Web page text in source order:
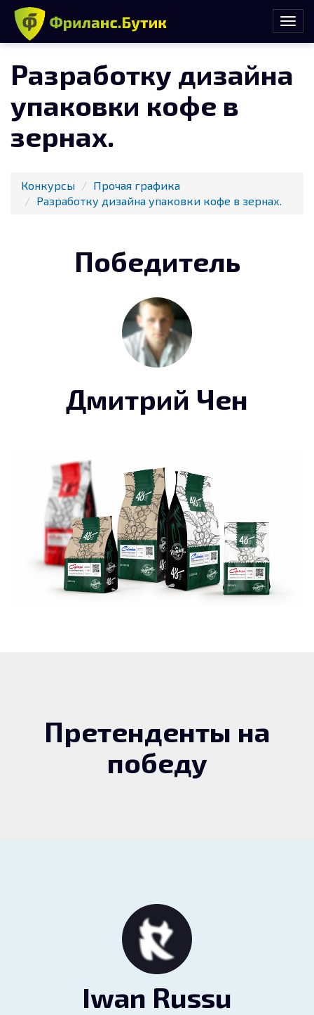
Разработку дизайна
упаковки кофе в
зернах.
Конкурсы
Прочая графика
Разработку дизайна упаковки кофе в зернах.
Победитель
Дмитрий Чен
Претенденты на
победу
Iwan Russu